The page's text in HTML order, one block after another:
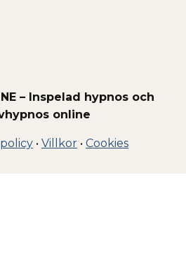
– Inspelad hypnos och
online
• Villkor• Cookies